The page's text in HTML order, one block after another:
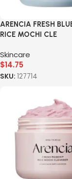
ARENCIA FRESH
RICE MOCHI CLE
Skincare
$14.75
SKU: 127714